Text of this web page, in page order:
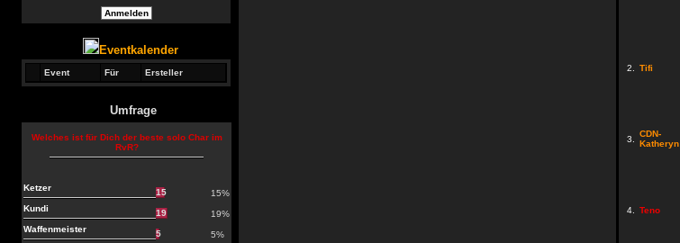
Eventkalender
Event Für Ersteller
Umfrage
Welches ist für Dich der beste solo Char im
RvR?
Ketzer 15
15%
Kundi
19
19%
Waffenmeister
5
5%
2. Tifi
3.
CDN-
Katheryn
4. Teno